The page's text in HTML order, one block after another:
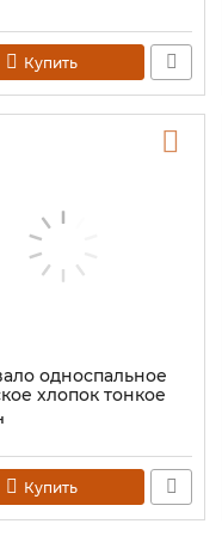
Купить
односпальное
хлопок тонкое
Цветное 140*210
Купить